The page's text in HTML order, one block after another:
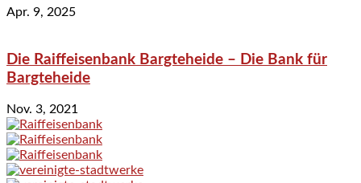
Apr. 9, 2025
Die Raiffeisenbank Bargteheide – Die Bank für
Bargteheide
Nov. 3, 2021